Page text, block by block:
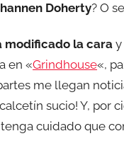
Doherty? O
modificado la cara y
en «Grindhouse«,
me llegan
sucio! Y, por
cuidado que